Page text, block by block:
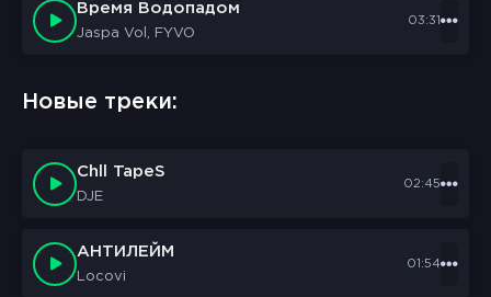
Время Водопадом
Jaspa Vol, FYVO
03:31
Новые треки:
Chll TapeS
DJE
02:45
АНТИЛЕЙМ
Locovi
01:54